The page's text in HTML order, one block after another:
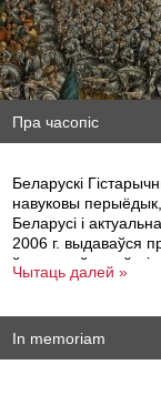
Пра часопіс
Беларускі
навуковы
Беларусі і
2006 г. выдаваўся
Часопіс публікуе
In memoriam